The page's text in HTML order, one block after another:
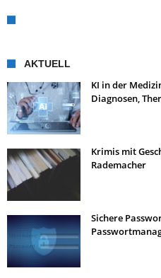
AKTUELL
KI in der
Diagnosen,
Krimis mit
Rademacher
Sichere